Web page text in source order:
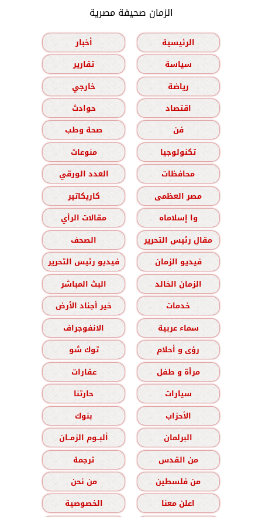
الزمان صحيفة مصرية
الرئيسية
أخبار
سياسة
تقارير
رياضة
خارجي
اقتصاد
حوادث
فن
صحة وطب
تكنولوجيا
منوعات
محافظات
العدد الورقي
مصر العظمى
كاريكاتير
وا إسلاماه
مقالات الرأي
مقال رئيس التحرير
الصحف
فيديو الزمان
فيديو رئيس التحرير
الزمان الخالد
البث المباشر
خدمات
خير أجناد الأرض
سماء عربية
الانفوجراف
رؤى و أحلام
توك شو
مرأة و طفل
عقارات
سيارات
حارتنا
الأحزاب
بنوك
البرلمان
ألبــوم الزمــان
من القدس
ترجمة
من فلسطين
من نحن
اعلن معنا
الخصوصية